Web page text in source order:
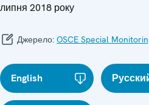
липня 2018 року
Джерело: OSCE Special
English